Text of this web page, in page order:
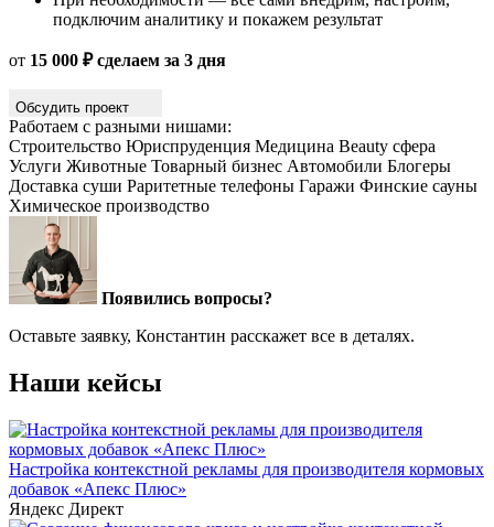
15 000 ₽ сделаем за 3 дня
Строительство Юриспруденция
Услуги Животные Товарный бизнес Автомобили
Блогеры
Доставка суши Раритетные телефоны Гаражи Финские сауны
Химическое производство
Оставьте заявку, Константин расскажет все в деталях.
Наши кейсы
Настройка контекстной рекламы для производителя кормовых
добавок «Апекс Плюс»
Яндекс Директ